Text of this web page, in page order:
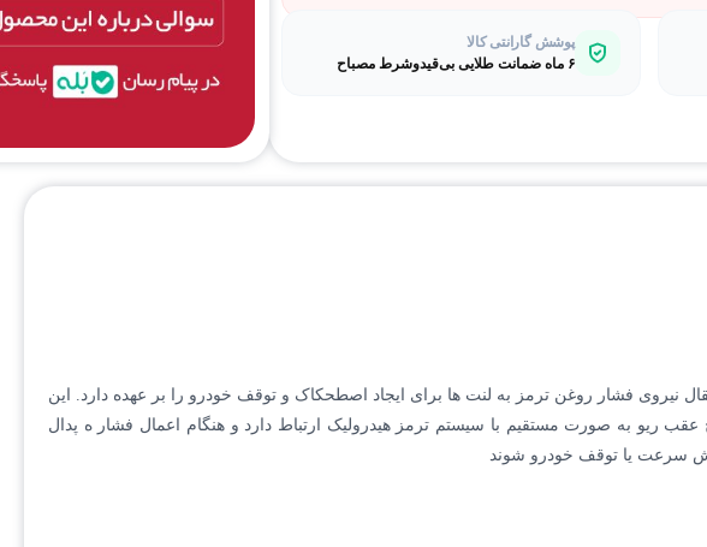
پوشش گارانتی کالا
۶ ماه ضمانت طلایی بی‌قیدوشرط مصباح
فشار روغن ترمز به لنت ها برای ایجاد اصطحکاک و توقف خودرو را بر عهده دارد. این
ریو به صورت مستقیم با سیستم ترمز هیدرولیک ارتباط دارد و هنگام اعمال فشار ه پدال
سرعت یا توقف خودرو شوند